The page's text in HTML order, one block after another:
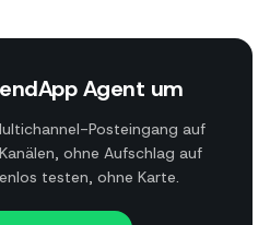
Agent um
Posteingang auf
ohne Aufschlag auf
testen, ohne Karte.